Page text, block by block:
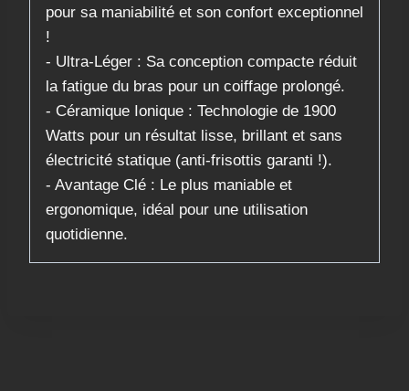
pour sa maniabilité et son confort exceptionnel
!
​- Ultra-Léger : Sa conception compacte réduit
la fatigue du bras pour un coiffage prolongé.
​- Céramique Ionique : Technologie de 1900
Watts pour un résultat lisse, brillant et sans
électricité statique (anti-frisottis garanti !).
​- Avantage Clé : Le plus maniable et
ergonomique, idéal pour une utilisation
quotidienne.